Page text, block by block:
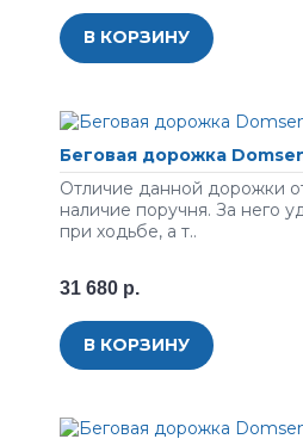
В КОРЗИНУ
Беговая дорожка
Отличие данной дорожки
наличие поручня. За него
при ходьбе, а т..
31 680 р.
В КОРЗИНУ